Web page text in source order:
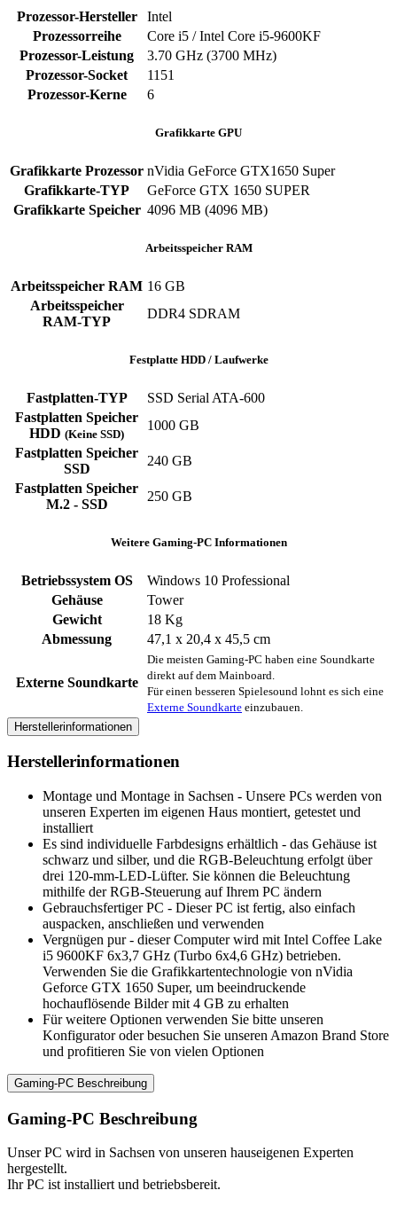
Prozessor-Hersteller
Intel
Prozessorreihe
Core i5 / Intel Core i5-9600KF
Prozessor-Leistung
3.70 GHz (3700 MHz)
Prozessor-Socket
1151
Prozessor-Kerne
6
Grafikkarte GPU
Grafikkarte Prozessor nVidia GeForce GTX1650 Super
Grafikkarte-TYP
GeForce GTX 1650 SUPER
Grafikkarte Speicher 4096 MB (4096 MB)
Arbeitsspeicher RAM
Arbeitsspeicher RAM 16 GB
Arbeitsspeicher
RAM-TYP
DDR4 SDRAM
Festplatte HDD / Laufwerke
Fastplatten-TYP
SSD Serial ATA-600
Fastplatten Speicher
HDD (Keine SSD)
1000 GB
Fastplatten Speicher
SSD
240 GB
Fastplatten Speicher
M.2 - SSD
250 GB
Weitere Gaming-PC Informationen
Betriebssystem OS
Windows 10 Professional
Gehäuse
Tower
Gewicht
18 Kg
Abmessung
47,1 x 20,4 x 45,5 cm
Externe Soundkarte
Die meisten Gaming-PC haben eine Soundkarte
direkt auf dem Mainboard.
Für einen besseren Spielesound lohnt es sich eine
Externe Soundkarte einzubauen.
Herstellerinformationen
Herstellerinformationen
Montage und Montage in Sachsen - Unsere PCs werden von
unseren Experten im eigenen Haus montiert, getestet und
installiert
Es sind individuelle Farbdesigns erhältlich - das Gehäuse ist
schwarz und silber, und die RGB-Beleuchtung erfolgt über
drei 120-mm-LED-Lüfter. Sie können die Beleuchtung
mithilfe der RGB-Steuerung auf Ihrem PC ändern
Gebrauchsfertiger PC - Dieser PC ist fertig, also einfach
auspacken, anschließen und verwenden
Vergnügen pur - dieser Computer wird mit Intel Coffee Lake
i5 9600KF 6x3,7 GHz (Turbo 6x4,6 GHz) betrieben.
Verwenden Sie die Grafikkartentechnologie von nVidia
Geforce GTX 1650 Super, um beeindruckende
hochauflösende Bilder mit 4 GB zu erhalten
Für weitere Optionen verwenden Sie bitte unseren
Konfigurator oder besuchen Sie unseren Amazon Brand Store
und profitieren Sie von vielen Optionen
Gaming-PC Beschreibung
Gaming-PC Beschreibung
Unser PC wird in Sachsen von unseren hauseigenen Experten
hergestellt.
Ihr PC ist installiert und betriebsbereit.